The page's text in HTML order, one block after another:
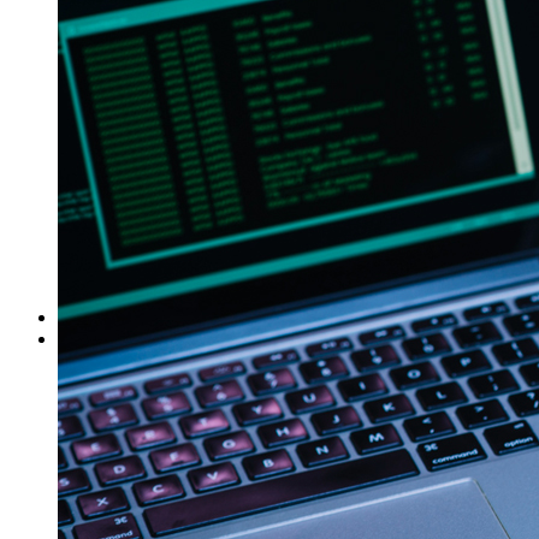
ΓΙΑ ΕΠΙΧΕΙΡΗΣΕΙΣ
Έλεγχος Ιστορικού Υπαλλήλου
Ανίχνευση Διαρροής Πληροφοριών
Βιομηχανικές Έρευνες
Εντοπισμός Δικαστικών Στοιχείων
Έλεγχος Προσωπικού – Συνεργατών
Έρευνα για Ηλεκτρονικές Απάτες
Συνοδεία Χρηματαποστολών
Έλεγχος Τηλεφωνικών Συνδιαλέξεων
Ασφαλιστικές Απάτες
Ανάκτηση Χρεών – Εύρεση Οφειλετών
Μέτρα Προστασίας Επικοινωνιών
ΕΞΟΠΛΙΣΜΟΣ
ΔΙΚΤΥΟ ΣΥΝΕΡΓΑΤΩΝ
Αθήνα
Θεσσαλονίκη
Πάτρα
Ηράκλειο
Πειραιάς
Λάρισα
Βόλος
Αλεξανδρούπολη
Ιωάννινα
Τρίκαλα